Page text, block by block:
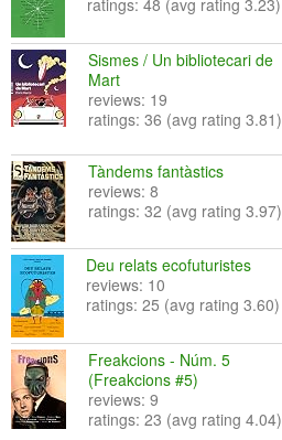
ratings: 48 (avg rating 3.23)
Sismes / Un bibliotecari de
Mart
reviews: 19
ratings: 36 (avg rating 3.81)
Tàndems fantàstics
reviews: 8
ratings: 32 (avg rating 3.97)
Deu relats ecofuturistes
reviews: 10
ratings: 25 (avg rating 3.60)
Freakcions - Núm. 5
(Freakcions #5)
reviews: 9
ratings: 23 (avg rating 4.04)